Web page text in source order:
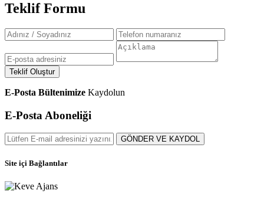
Teklif Formu
Teklif Oluştur
E-Posta Bültenimize Kaydolun
E-Posta Aboneliği
GÖNDER VE KAYDOL
Site içi Bağlantılar